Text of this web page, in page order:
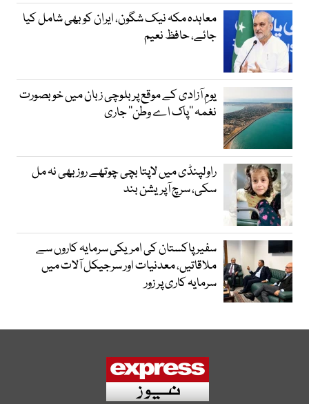
معاہدہ مکہ نیک شگون، ایران کو بھی شامل کیا
جائے، حافظ نعیم
یومِ آزادی کے موقع پر بلوچی زبان میں خوبصورت
نغمہ ’’پاک اے وطن‘‘ جاری
راولپنڈی میں لاپتا بچی چوتھے روز بھی نہ مل
سکی، سرچ آپریشن بند
سفیر پاکستان کی امریکی سرمایہ کاروں سے
ملاقاتیں، معدنیات اور سرجیکل آلات میں
سرمایہ کاری پر زور